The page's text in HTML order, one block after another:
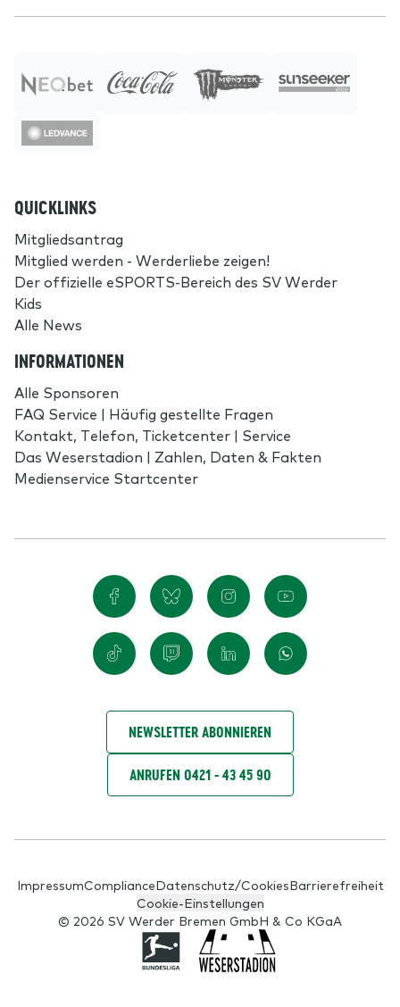
QUICKLINKS
Mitgliedsantrag
Mitglied werden - Werderliebe zeigen!
Der offizielle eSPORTS-Bereich des SV Werder
Kids
Alle News
INFORMATIONEN
Alle Sponsoren
FAQ Service | Häufig gestellte Fragen
Kontakt, Telefon, Ticketcenter | Service
Das Weserstadion | Zahlen, Daten & Fakten
Medienservice Startcenter
NEWSLETTER ABONNIEREN
ANRUFEN 0421 - 43 45 90
ImpressumComplianceDatenschutz/CookiesBarrierefreiheit
Cookie-Einstellungen
© 2026 SV Werder Bremen GmbH & Co KGaA